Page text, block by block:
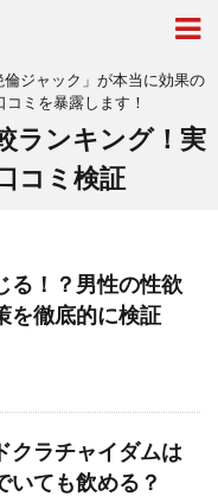
ジャック」が本当に効果の
ミを暴露します！
ランキング！実
コミ検証
る！？男性の性欲
を徹底的に検証
クラチャイダムは
いても飲める？